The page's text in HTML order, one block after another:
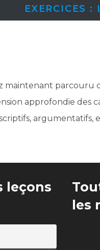
EXERCICES :
maintenant parcouru
approfondie des
argumentatifs,
leçons
les